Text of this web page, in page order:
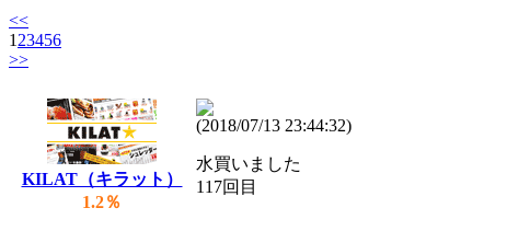
<<
1 23456
>>
KILAT（キラット）
1.2％
(2018/07/13 23:44:32)
水買いました
117回目